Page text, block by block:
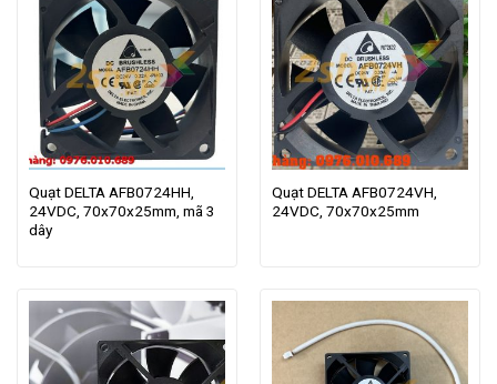
Quạt DELTA AFB0724HH,
24VDC, 70x70x25mm, mã 3
dây
Quạt DELTA AFB0724VH,
24VDC, 70x70x25mm